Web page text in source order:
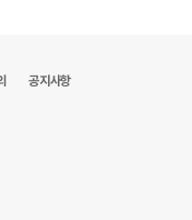
공지사항